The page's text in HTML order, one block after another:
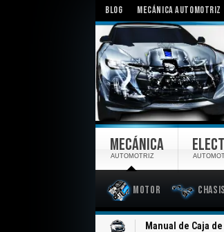
BLOG MECÁNICA AUTOMOTRIZ
MECÁNICA
AUTOMOTRIZ
Motor Chasis
Manual de Caja